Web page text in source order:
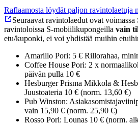
Raflaamosta löydät paljon ravintolaetuja
Seuraavat ravintolaedut ovat
ravintoloissa S-mobiilikupongeilla vain
etu/kuponki, ei voi yhdistää muihin
Amarillo Pori: 5 € Rillorahaa,
Coffee House Pori: 2 x
päivän pulla 10 €
Hesburger Prisma Mikkola &
Juustoateria 10 € (norm. 13,60 €)
Pub Winston:
vain 15,90 € (norm. 25,90 €)
Rosso Pori: Lounas 10 € (norm.